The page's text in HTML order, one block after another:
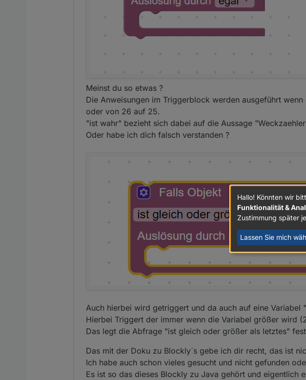
Du nimmst ja auch die beiden Kontakte. Ich auch. Ja bei
(wohl) kein Aliasname verwendet werden. Da es beides
Dann soll er es ausführen. Wenn das Tor fährt (und
Ich dachte das wäre die Lösung. War es auch ABER ich
Ursache war, weiß ich nicht. Mal gucken wie lange das
DEnnoch zum Trigger: WEnn ich 2 Objekte habe und
eine Änderung aufweist? Ist also eine ODER
Finde keine Kurse die da mal auf der Ebene erklären.
Meinst du so etwas ?
Die Anweisungen im Triggerblock werden ausgeführt
oder von 26 auf 25.
"ist wahr" bezieht sich dabei auf die Aussage
Oder habe ich dich falsch verstanden ?
Auch hierbei wird getriggert und da auch auf eine Variabel
Hierbei Triggert der immer wenn die Variabel größer wird
Das legt die Abfrage "ist gleich oder größer als letztes"
Das mit der Doku zu Blockly´s gebe ich dir recht, das ist
Ich habe auch schon vieles gesucht und nicht gefunden
Es ist so das dieses Blockly zu Java gehört und eigentlich
Hallo! Könnten wir
Funktionalität &
Zustimmung später
Lassen Sie mich